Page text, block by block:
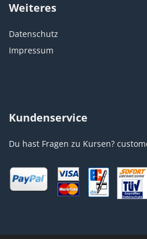
Weiteres
Datenschutz
Impressum
Kundenservice
Du hast Fragen zu Kursen?